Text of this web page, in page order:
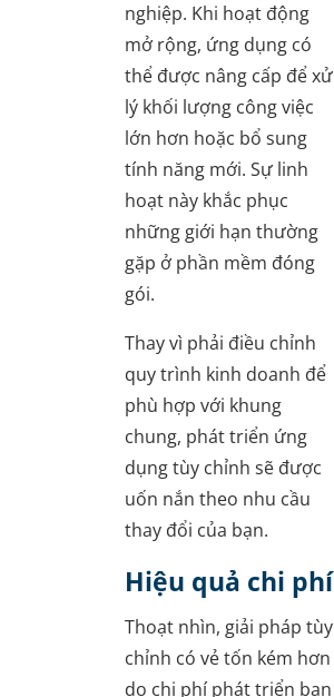
nghiệp. Khi hoạt động
mở rộng, ứng dụng có
thể được nâng cấp để xử
lý khối lượng công việc
lớn hơn hoặc bổ sung
tính năng mới. Sự linh
hoạt này khắc phục
những giới hạn thường
gặp ở phần mềm đóng
gói.
Thay vì phải điều chỉnh
quy trình kinh doanh để
phù hợp với khung
chung, phát triển ứng
dụng tùy chỉnh sẽ được
uốn nắn theo nhu cầu
thay đổi của bạn.
Hiệu quả chi phí
Thoạt nhìn, giải pháp tùy
chỉnh có vẻ tốn kém hơn
do chi phí phát triển ban